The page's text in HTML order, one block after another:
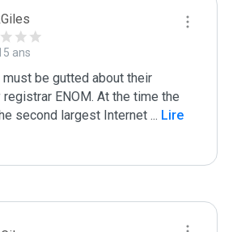
ans
must be gutted about their
ENOM. At the time the
second largest Internet ... Lire